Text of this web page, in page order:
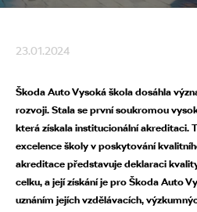
23.01.2024
Škoda Auto Vysoká škola dosáhla
rozvoji. Stala se první soukromou
která získala institucionální akreditaci.
excelence školy v poskytování
akreditace představuje deklaraci
celku, a její získání je pro Škoda Auto
uznáním jejích vzdělávacích,